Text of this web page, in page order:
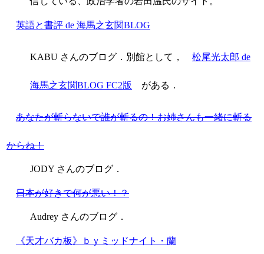
英語と書評 de 海馬之玄関BLOG
KABU さんのブログ．別館として， 松尾光太郎 de
海馬之玄関BLOG FC2版 がある．
あなたが斬らないで誰が斬るの！お姉さんも一緒に斬る
からね！
JODY さんのブログ．
日本が好きで何が悪い！？
Audrey さんのブログ．
《天才バカ板》ｂｙミッドナイト・蘭